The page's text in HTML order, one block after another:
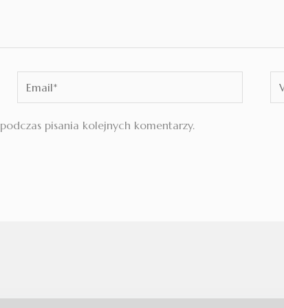
Email*
pisania kolejnych komentarzy.